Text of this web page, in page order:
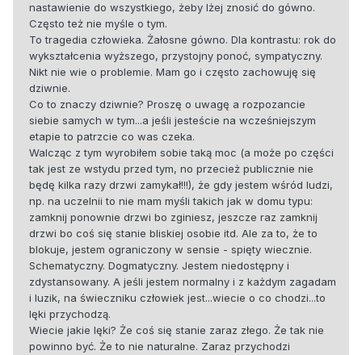
nastawienie do wszystkiego, żeby lżej znosić do gówno.
Często też nie myśle o tym.
To tragedia człowieka. Żałosne gówno. Dla kontrastu: rok do
wykształcenia wyższego, przystojny ponoć, sympatyczny.
Nikt nie wie o problemie. Mam go i często zachowuję się
dziwnie.
Co to znaczy dziwnie? Proszę o uwagę a rozpozancie
siebie samych w tym...a jeśli jesteście na wcześniejszym
etapie to patrzcie co was czeka.
Walcząc z tym wyrobiłem sobie taką moc (a może po części
tak jest ze wstydu przed tym, no przecież publicznie nie
będę kilka razy drzwi zamykał!!!), że gdy jestem wśród ludzi,
np. na uczelnii to nie mam myśli takich jak w domu typu:
zamknij ponownie drzwi bo zginiesz, jeszcze raz zamknij
drzwi bo coś się stanie bliskiej osobie itd. Ale za to, że to
blokuje, jestem ograniczony w sensie - spięty wiecznie.
Schematyczny. Dogmatyczny. Jestem niedostępny i
zdystansowany. A jeśli jestem normalny i z każdym zagadam
i luzik, na świeczniku człowiek jest...wiecie o co chodzi...to
lęki przychodzą.
Wiecie jakie lęki? Że coś się stanie zaraz złego. Że tak nie
powinno być. Że to nie naturalne. Zaraz przychodzi